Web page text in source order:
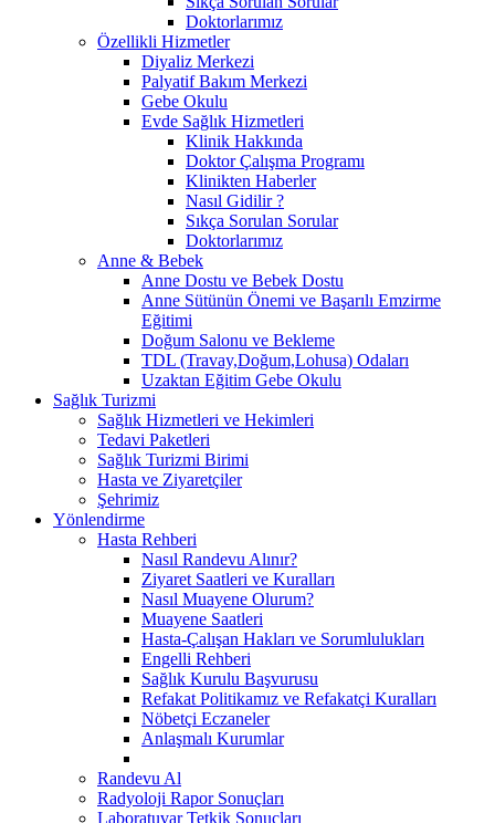
Doktorlarımız
Özellikli Hizmetler
Diyaliz Merkezi
Palyatif Bakım Merkezi
Gebe Okulu
Evde Sağlık Hizmetleri
Klinik Hakkında
Doktor Çalışma Programı
Klinikten Haberler
Nasıl Gidilir ?
Sıkça Sorulan Sorular
Doktorlarımız
Anne & Bebek
Anne Dostu ve Bebek Dostu
Anne Sütünün Önemi ve Başarılı Emzirme
Eğitimi
Doğum Salonu ve Bekleme
TDL (Travay,Doğum,Lohusa) Odaları
Uzaktan Eğitim Gebe Okulu
Sağlık Turizmi
Sağlık Hizmetleri ve Hekimleri
Tedavi Paketleri
Sağlık Turizmi Birimi
Hasta ve Ziyaretçiler
Şehrimiz
Yönlendirme
Hasta Rehberi
Nasıl Randevu Alınır?
Ziyaret Saatleri ve Kuralları
Nasıl Muayene Olurum?
Muayene Saatleri
Hasta-Çalışan Hakları ve Sorumlulukları
Engelli Rehberi
Sağlık Kurulu Başvurusu
Refakat Politikamız ve Refakatçi Kuralları
Nöbetçi Eczaneler
Anlaşmalı Kurumlar
Randevu Al
Radyoloji Rapor Sonuçları
Laboratuvar Tetkik Sonuçları